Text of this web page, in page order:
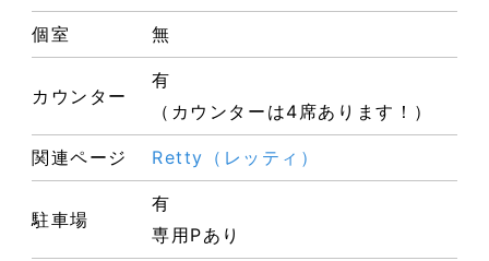
個室 無
カウンター
有
（カウンターは4席あります！）
関連ページ Retty（レッティ）
駐車場
有
専用Pあり